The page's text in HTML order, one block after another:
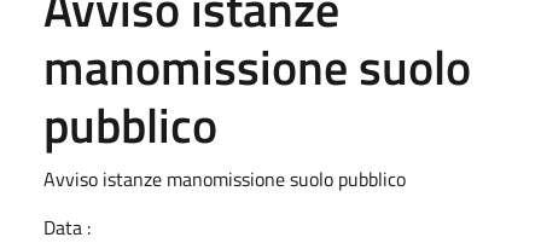
manomissione suolo
pubblico
Avviso istanze manomissione suolo pubblico
Data :